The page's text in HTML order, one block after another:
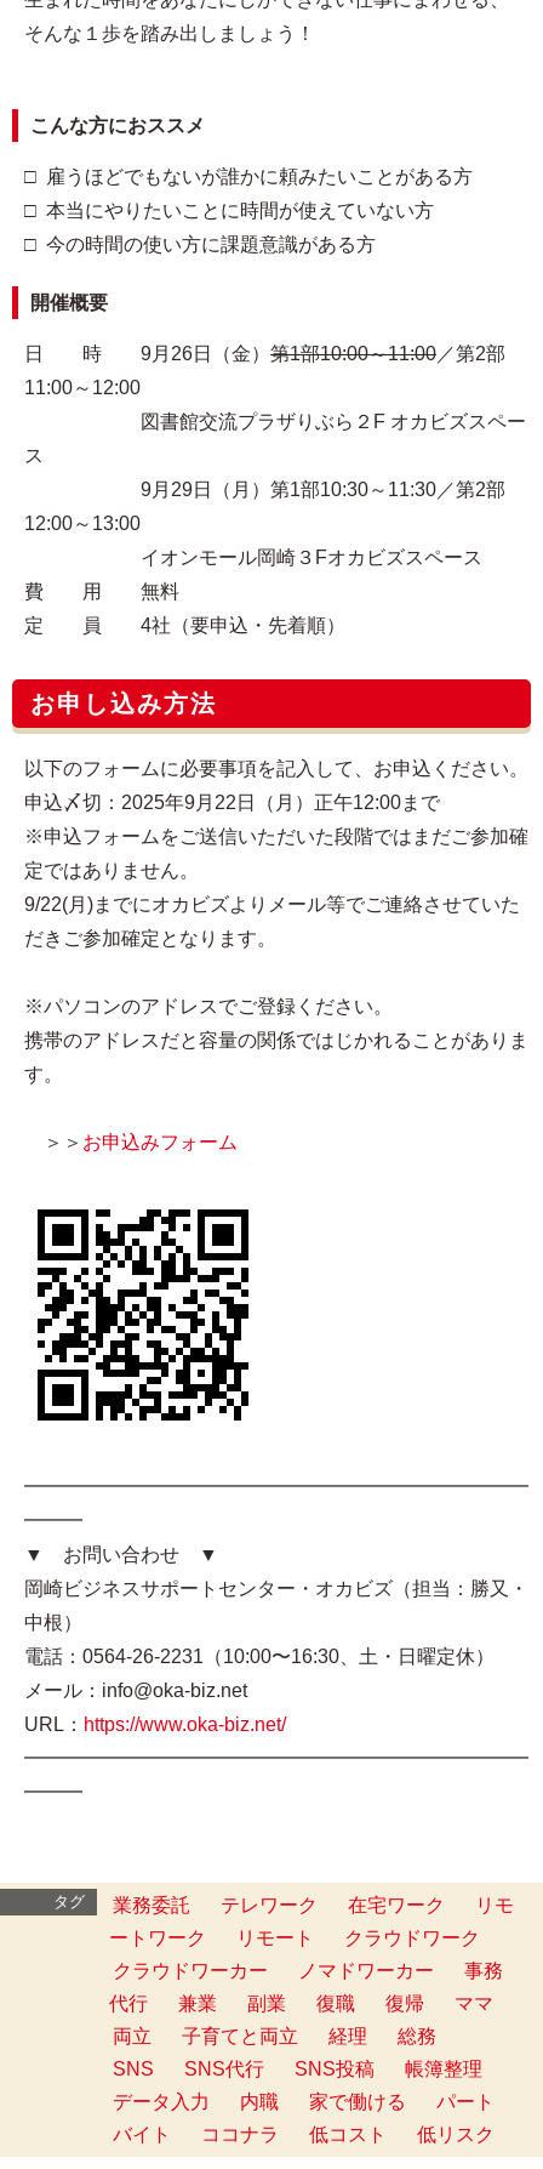
そんな１歩を踏み出しましょう！
こんな方におススメ
□ 雇うほどでもないが誰かに頼みたいことがある方
□ 本当にやりたいことに時間が使えていない方
□ 今の時間の使い方に課題意識がある方
開催概要
日 時 9月26日（金） 第1部10:00～11:00 ／第2部
11:00～12:00
図書館交流プラザりぶら２F オカビズスペー
ス
9月29日（月）第1部10:30～11:30／第2部
12:00～13:00
イオンモール岡崎３Fオカビズスペース
費 用 無料
定 員 4社（要申込・先着順）
お申し込み方法
以下のフォームに必要事項を記入して、お申込ください。
申込〆切：2025年9月22日（月）正午12:00まで
※申込フォームをご送信いただいた段階ではまだご参加確
定ではありません。
9/22(月)までにオカビズよりメール等でご連絡させていた
だきご参加確定となります。
※パソコンのアドレスでご登録ください。
携帯のアドレスだと容量の関係ではじかれることがありま
す。
＞＞ お申込みフォーム
━━━━━━━━━━━━━━━━━━━━━━━━━━
━━━
▼ お問い合わせ ▼
岡崎ビジネスサポートセンター・オカビズ（担当：勝又・
中根）
電話：0564-26-2231（10:00〜16:30、土・日曜定休）
メール：info@oka-biz.net
URL： https://www.oka-biz.net/
━━━━━━━━━━━━━━━━━━━━━━━━━━
━━━
タグ 業務委託 テレワーク 在宅ワーク
リモ
ートワーク
リモート
クラウドワーク
クラウドワーカー
ノマドワーカー
事務
代行
兼業 副業 復職 復帰
ママ
両立
子育てと両立 経理
総務
SNS
SNS代行 SNS投稿
帳簿整理
データ入力
内職 家で働ける
パート
バイト
ココナラ 低コスト 低リスク